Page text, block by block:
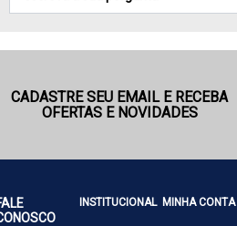
CADASTRE SEU EMAIL E RECEBA
OFERTAS E NOVIDADES
INSTITUCIONAL MINHA CONTA